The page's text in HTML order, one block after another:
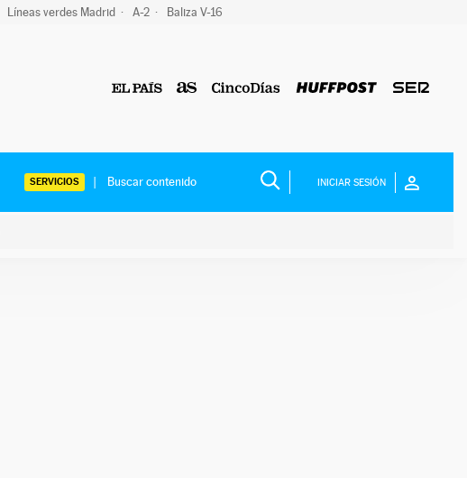
Líneas verdes Madrid A-2 Baliza V-16
SERVICIOS INICIAR SESIÓN